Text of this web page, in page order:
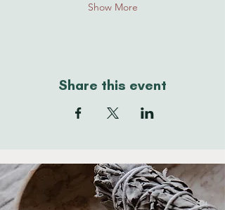
Show More
Share this event
THE